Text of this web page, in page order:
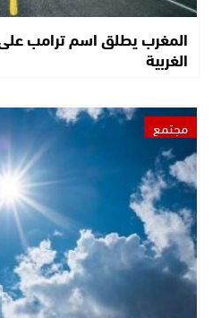
المغرب يطلق اسم ترامب
الغربية
مجتمع